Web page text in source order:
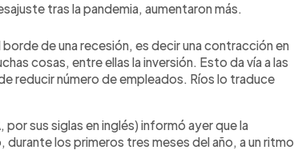
tras la pandemia, aumentaron más.
de una recesión, es decir una contracción en
cosas, entre ellas la inversión. Esto da vía a las
reducir número de empleados. Ríos lo traduce
sus siglas en inglés) informó ayer que la
los primeros tres meses del año, a un ritmo